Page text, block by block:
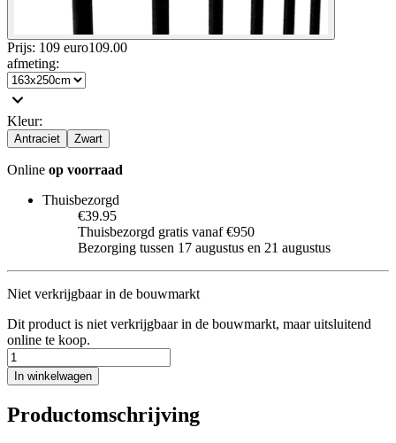
Prijs: 109 euro109.00
afmeting:
Kleur:
Antraciet Zwart
Online op voorraad
Thuisbezorgd
€39.95
Thuisbezorgd gratis vanaf €950
Bezorging tussen 17 augustus en 21 augustus
Niet verkrijgbaar in de bouwmarkt
Dit product is niet verkrijgbaar in de bouwmarkt, maar uitsluitend
online te koop.
In winkelwagen
Productomschrijving